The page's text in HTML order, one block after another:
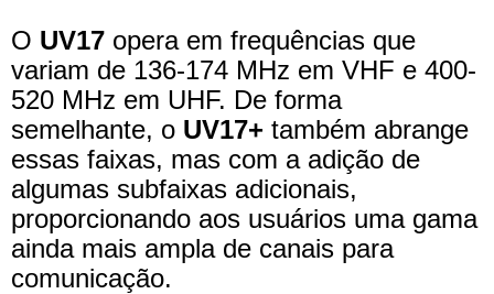
O UV17 opera em frequências que
variam de 136-174 MHz em VHF e 400-
520 MHz em UHF. De forma
semelhante, o UV17+ também abrange
essas faixas, mas com a adição de
algumas subfaixas adicionais,
proporcionando aos usuários uma gama
ainda mais ampla de canais para
comunicação.